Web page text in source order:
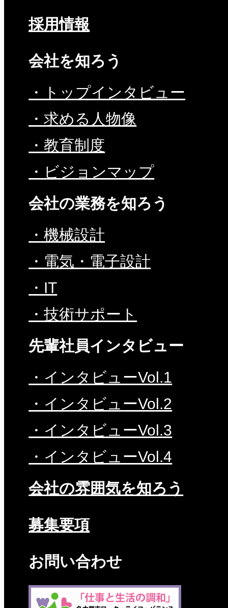
採用情報
会社を知ろう
・トップインタビュー
・求める人物像
・教育制度
・ビジョンマップ
会社の業務を知ろう
・機械設計
・電気・電子設計
・IT
・技術サポート
先輩社員インタビュー
・インタビューVol.1
・インタビューVol.2
・インタビューVol.3
・インタビューVol.4
会社の雰囲気を知ろう
募集要項
お問い合わせ